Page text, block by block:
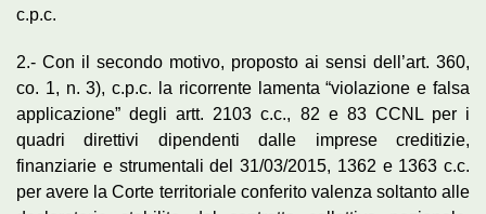
c.p.c.
2.- Con il secondo motivo, proposto ai sensi dell’art. 360,
co. 1, n. 3), c.p.c. la ricorrente lamenta “violazione e falsa
applicazione” degli artt. 2103 c.c., 82 e 83 CCNL per i
quadri direttivi dipendenti dalle imprese creditizie,
finanziarie e strumentali del 31/03/2015, 1362 e 1363 c.c.
per avere la Corte territoriale conferito valenza soltanto alle